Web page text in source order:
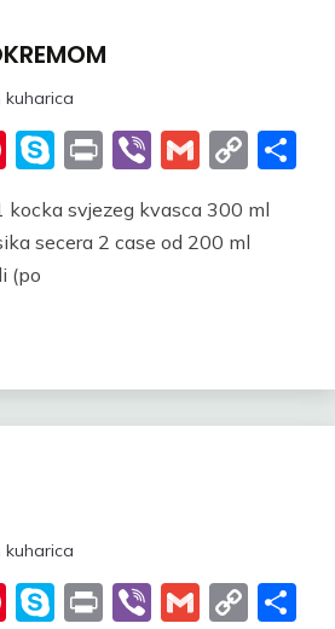
kuharica
Pinterest
Skype
PrintViberGmail
Link
kocka svjezeg kvasca 300 ml
secera 2 case od 200 ml
(po
kuharica
Pinterest
Skype
PrintViberGmail